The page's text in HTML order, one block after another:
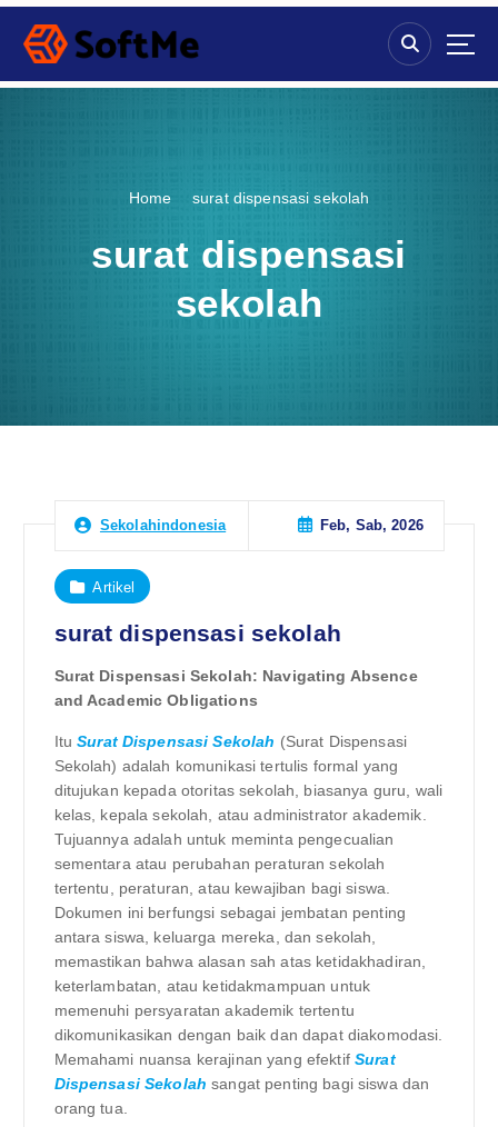
S
p
Home surat dispensasi sekolah
surat dispensasi
sekolah
Sekolahindonesia Feb, Sab, 2026
Artikel
surat dispensasi sekolah
Surat Dispensasi Sekolah: Navigating Absence
and Academic Obligations
ItuSurat Dispensasi Sekolah (Surat Dispensasi
Sekolah) adalah komunikasi tertulis formal yang
ditujukan kepada otoritas sekolah, biasanya guru, wali
kelas, kepala sekolah, atau administrator akademik.
Tujuannya adalah untuk meminta pengecualian
sementara atau perubahan peraturan sekolah
tertentu, peraturan, atau kewajiban bagi siswa.
Dokumen ini berfungsi sebagai jembatan penting
antara siswa, keluarga mereka, dan sekolah,
memastikan bahwa alasan sah atas ketidakhadiran,
keterlambatan, atau ketidakmampuan untuk
memenuhi persyaratan akademik tertentu
dikomunikasikan dengan baik dan dapat diakomodasi.
Memahami nuansa kerajinan yang efektif Surat
Dispensasi Sekolah sangat penting bagi siswa dan
orang tua.